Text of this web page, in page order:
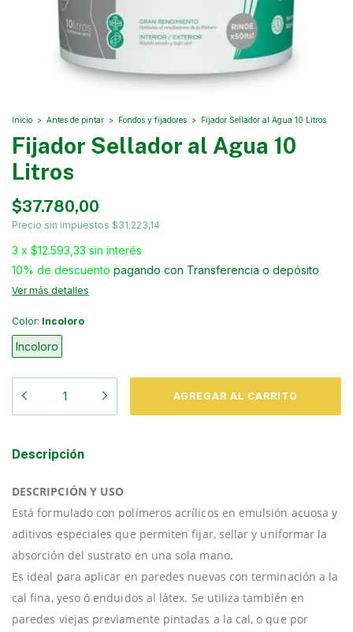
Inicio > Antes de pintar > Fondos y fijadores > Fijador Sellador al Agua 10 Litros
Fijador Sellador al Agua 10
Litros
$37.780,00
Precio sin impuestos $31.223,14
3 x $12.593,33 sin interés
10% de descuento pagando con Transferencia o depósito
Ver más detalles
Color: Incoloro
Incoloro
Descripción
DESCRIPCIÓN Y USO
Está formulado con polímeros acrílicos en emulsión acuosa y
aditivos especiales que permiten fijar, sellar y uniformar la
absorción del sustrato en una sola mano.
Es ideal para aplicar en paredes nuevas con terminación a la
cal fina, yeso ó enduidos al látex. Se utiliza también en
paredes viejas previamente pintadas a la cal, o que por